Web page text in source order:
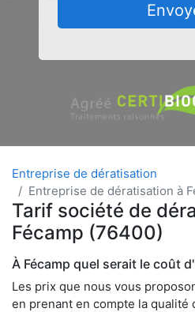
Entreprise de dératisation
Entreprise de dératisation à
Tarif société de
Fécamp (76400)
À Fécamp quel serait le coût
Les prix que nous vous
en prenant en compte la